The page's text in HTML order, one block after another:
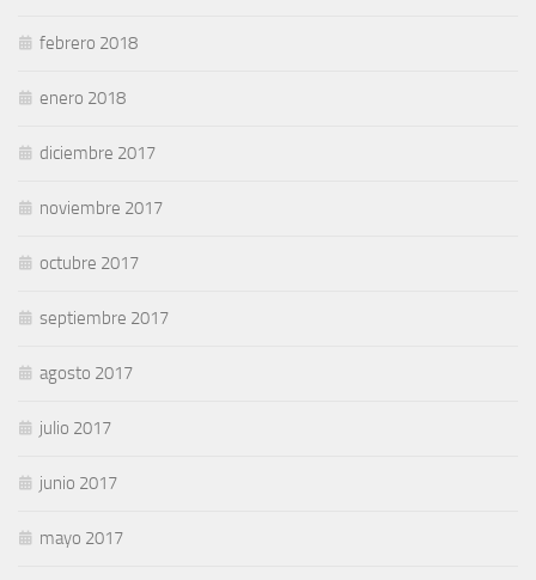
febrero 2018
enero 2018
diciembre 2017
noviembre 2017
octubre 2017
septiembre 2017
agosto 2017
julio 2017
junio 2017
mayo 2017